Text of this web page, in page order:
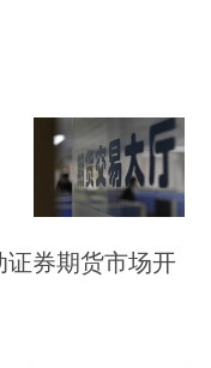
证券期货市场开